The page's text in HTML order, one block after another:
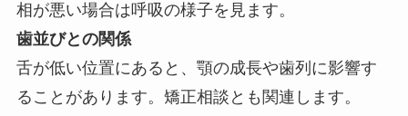
相が悪い場合は呼吸の様子を見ます。
歯並びとの関係
舌が低い位置にあると、顎の成長や歯列に影響す
ることがあります。矯正相談とも関連します。